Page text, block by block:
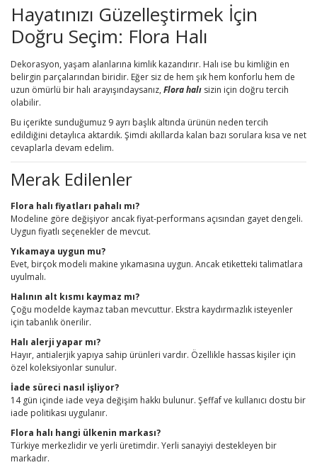
Hayatınızı Güzelleştirmek İçin
Doğru Seçim: Flora Halı
Dekorasyon, yaşam alanlarına kimlik kazandırır. Halı ise bu kimliğin en
belirgin parçalarından biridir. Eğer siz de hem şık hem konforlu hem de
uzun ömürlü bir halı arayışındaysanız, Flora halı sizin için doğru tercih
olabilir.
Bu içerikte sunduğumuz 9 ayrı başlık altında ürünün neden tercih
edildiğini detaylıca aktardık. Şimdi akıllarda kalan bazı sorulara kısa ve net
cevaplarla devam edelim.
Merak Edilenler
Flora halı fiyatları pahalı mı?
Modeline göre değişiyor ancak fiyat-performans açısından gayet dengeli.
Uygun fiyatlı seçenekler de mevcut.
Yıkamaya uygun mu?
Evet, birçok modeli makine yıkamasına uygun. Ancak etiketteki talimatlara
uyulmalı.
Halının alt kısmı kaymaz mı?
Çoğu modelde kaymaz taban mevcuttur. Ekstra kaydırmazlık isteyenler
için tabanlık önerilir.
Halı alerji yapar mı?
Hayır, antialerjik yapıya sahip ürünleri vardır. Özellikle hassas kişiler için
özel koleksiyonlar sunulur.
İade süreci nasıl işliyor?
14 gün içinde iade veya değişim hakkı bulunur. Şeffaf ve kullanıcı dostu bir
iade politikası uygulanır.
Flora halı hangi ülkenin markası?
Türkiye merkezlidir ve yerli üretimdir. Yerli sanayiyi destekleyen bir
markadır.